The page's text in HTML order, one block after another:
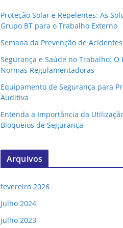
Proteção Solar e Repelentes: As
Grupo BT para o Trabalho Externo
Semana da Prevenção de
Segurança e Saúde no Trabalho: O
Normas Regulamentadoras
Equipamento de Segurança para
Auditiva
Entenda a Importância da
Bloqueios de Segurança
Arquivos
fevereiro 2026
julho 2024
julho 2023